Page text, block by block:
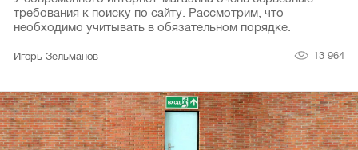
требования к поиску по сайту. Рассмотрим, что
необходимо учитывать в обязательном порядке.
Игорь Зельманов 13 964